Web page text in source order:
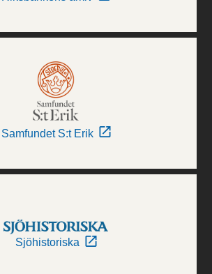
Samfundet S:t Erik
Sjöhistoriska